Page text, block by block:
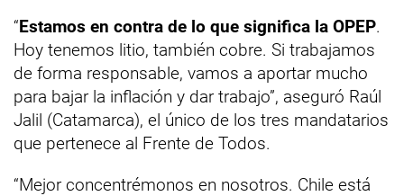
“Estamos en contra de lo que significa la OPEP.
Hoy tenemos litio, también cobre. Si trabajamos
de forma responsable, vamos a aportar mucho
para bajar la inflación y dar trabajo”, aseguró Raúl
Jalil (Catamarca), el único de los tres mandatarios
que pertenece al Frente de Todos.
“Mejor concentrémonos en nosotros. Chile está